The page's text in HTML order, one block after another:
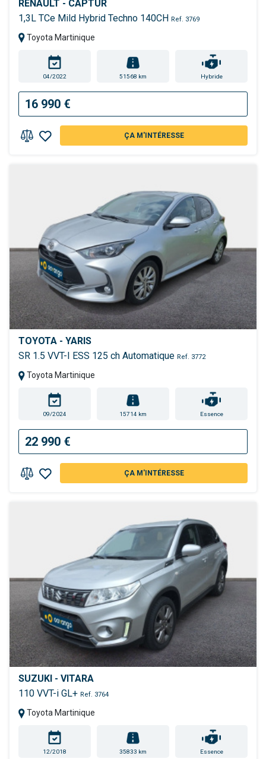
RENAULT - CAPTUR
1,3L TCe Mild Hybrid Techno 140CH Ref. 3769
Toyota Martinique
04/2022 51568 km Hybride
16 990 €
ÇA M'INTÉRESSE
TOYOTA - YARIS
SR 1.5 VVT-I ESS 125 ch Automatique Ref. 3772
Toyota Martinique
09/2024 15714 km Essence
22 990 €
ÇA M'INTÉRESSE
SUZUKI - VITARA
110 VVT-i GL+ Ref. 3764
Toyota Martinique
12/2018 35833 km Essence